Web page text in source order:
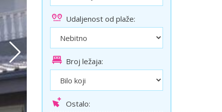
Solun polazak iz Niša
Temišvar polazak iz Niša
Udaljenost od plaže:
Broj ležaja:
Ostalo: